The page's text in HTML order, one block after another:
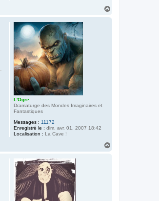
L'Ogre
Dramaturge des Mondes Imaginaires et
Fantastiques
Messages : 11172
Enregistré le : dim. avr. 01, 2007 18:42
Localisation : La Cave !